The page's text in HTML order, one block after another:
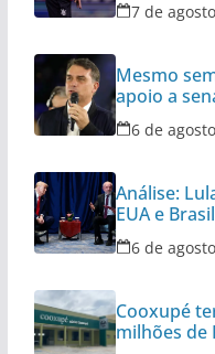
7 de
Mesmo
apoio a
6 de
Análise:
EUA e
6 de
Cooxupé
milhões de